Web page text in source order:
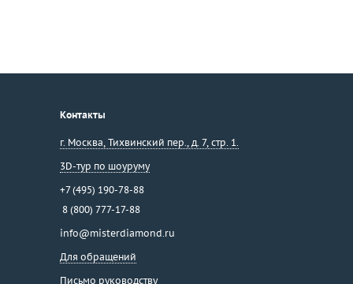
Контакты
г. Москва, Тихвинский пер., д. 7, стр. 1.
3D-тур по шоуруму
+7 (495) 190-78-88
8 (800) 777-17-88
info@misterdiamond.ru
Для обращений
Письмо руководству